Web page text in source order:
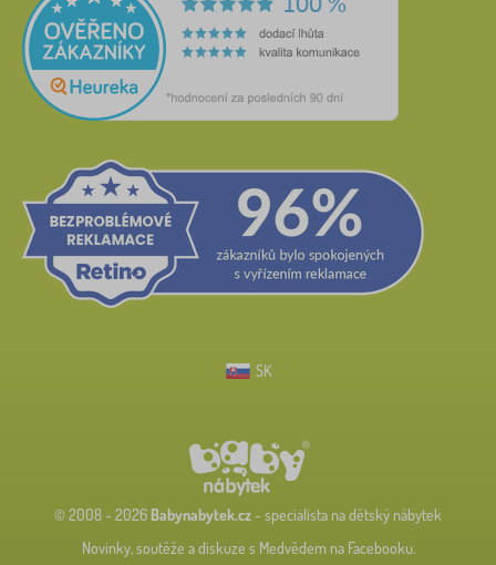
SK
© 2008 - 2026 Babynabytek.cz- specialista na dětský nábytek
Novinky, soutěže a diskuze s Medvědem na Facebooku.